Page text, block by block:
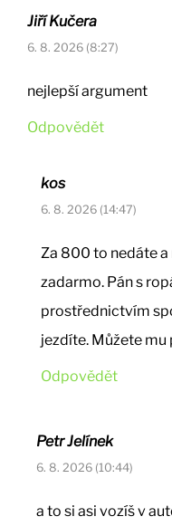
Jiří Kučera
6. 8. 2026 (8:27)
nejlepší argument
Odpovědět
kos
6. 8. 2026 (14:47)
Za 800 to nedáte
zadarmo. Pán s
prostřednictvím
jezdíte. Můžete
Odpovědět
Petr Jelínek
6. 8. 2026 (10:44)
a to si asi vozíš v